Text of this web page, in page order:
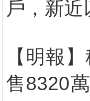
戶，新
【明報
售8320